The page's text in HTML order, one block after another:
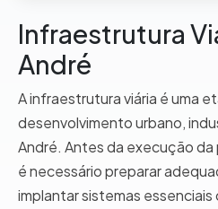
Infraestrutura
André
A infraestrutura viária é uma
desenvolvimento urbano,
André. Antes da execução
é necessário preparar
implantar sistemas